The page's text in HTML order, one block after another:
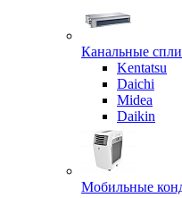
Канальные
Kentatsu
Daichi
Midea
Daikin
Мобильные